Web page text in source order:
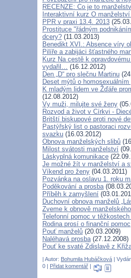
RECENZE: Co je to
Interaktivní kurz O
PPR v praxi 13.4. 2013
Prostituce "řádným
dcery? (11.03.2013)
Benedikt XVI.: Absence víry
Pilíře a zabijáci šťastného
Kurz Na cestě k
vydařil… (16.12.2012)
Den „D“ pro slečnu Martinu
Deset mýtů o homosexuálním
K mladým lidem ve Žďáře
(12.08.2012)
Vy muži, milujte své ženy
Rozvod a život v Církvi -
Britští biskupové proti nové
Pastýřský list o pastoraci
svazku (16.03.2012)
Obnova manželských slibů
Milost svátosti manželství
Láskyplná komunikace
Je možné žít v manželství a
Víkend pro ženy (04.03.2011)
Pozvánka na oslavu 1. roku
Poděkování a prosba
Příběh k zamyšlení
Duchovní obnova manželů
Zveme k obnově
Telefonní pomoc v
Rodina prosí o finanční pomoc
Pouť manželů (20.03.2009)
Naléhavá prosba(27.12.2008)
Pouť ke svaté Zdislavě z
| Autor: Bohumila Hubáčková |
0 | Přidat komentář |